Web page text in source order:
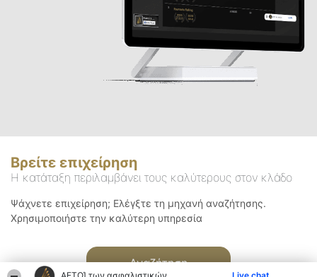
Βρείτε επιχείρηση
Η κατάταξη περιλαμβάνει τους καλύτερους στον κλάδο
Ψάχνετε επιχείρηση; Ελέγξτε τη μηχανή αναζήτησης.
Χρησιμοποιήστε την καλύτερη υπηρεσία
Αναζήτηση